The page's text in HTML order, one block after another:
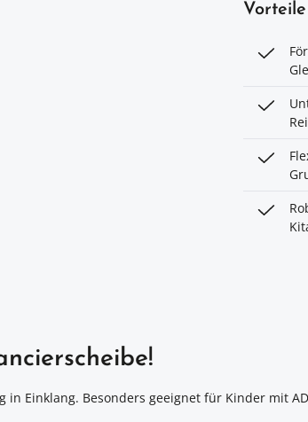
Vorteile
Einklang. Besonders geeignet für Kinder mit